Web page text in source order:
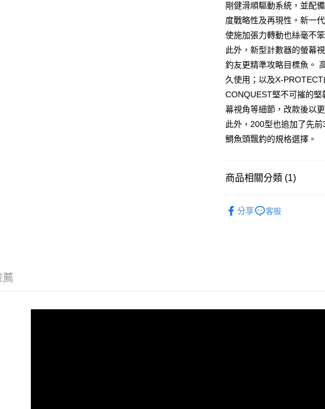
ATM付款
運送方式
每筆NT$100，滿
7-11取貨付款
每筆NT$100，滿
剛健滑順驅動系統，並配
度戰略性及再現性。新一
使施加張力轉動也絲毫不
此外，新型計數器的螢幕
釣友更精準攻略目標魚。
久使用；以及X-
CONQUEST堅不可摧的
幕視角等細節，改款後以
此外，200型也追加了先
鯛魚頭飄釣的規格選擇。
商品相關分類 (1)
分享
客服
薦